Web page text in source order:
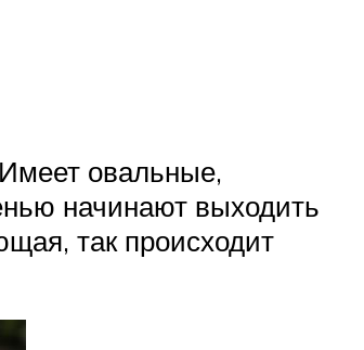
овальные,
начинают выходить
так происходит